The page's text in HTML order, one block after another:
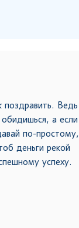
поздравить. Ведь
а если
по-простому,
деньги рекой
успеху.